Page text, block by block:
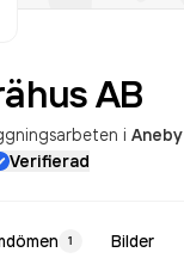
AB
i Aneby
Verifierad
1 Bilder